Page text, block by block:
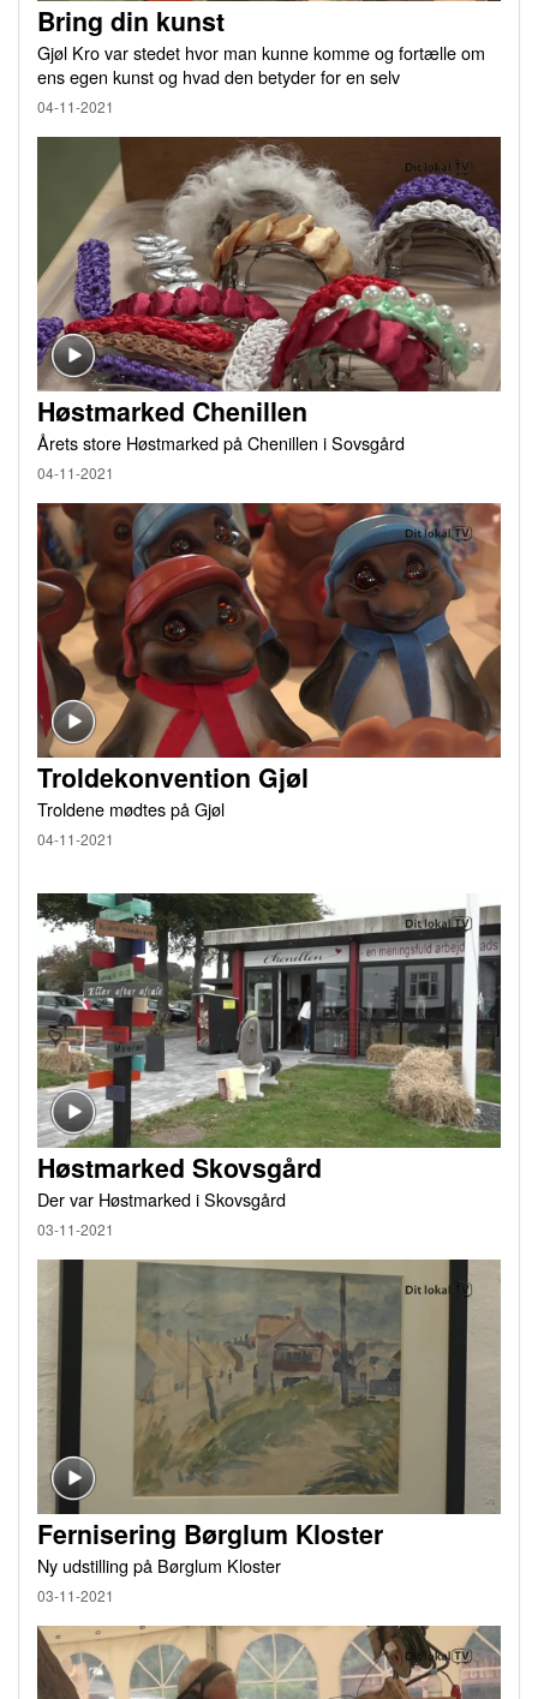
Bring din kunst
Gjøl Kro var stedet hvor man kunne komme og fortælle om
ens egen kunst og hvad den betyder for en selv
04-11-2021
Høstmarked Chenillen
Årets store Høstmarked på Chenillen i Sovsgård
04-11-2021
Troldekonvention Gjøl
Troldene mødtes på Gjøl
04-11-2021
Høstmarked Skovsgård
Der var Høstmarked i Skovsgård
03-11-2021
Fernisering Børglum Kloster
Ny udstilling på Børglum Kloster
03-11-2021